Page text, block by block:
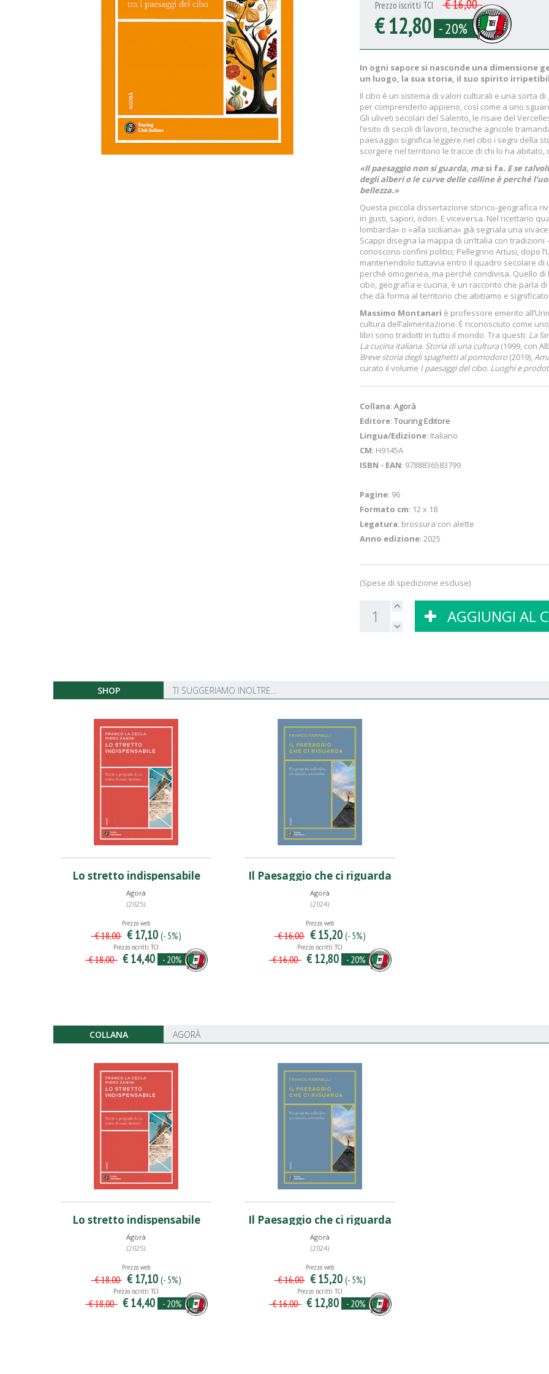
Prezzo iscritti TCI € 16,00
€ 12,80 - 20%
In ogni sapore si nasconde una dimensione
un luogo, la sua storia, il suo spirito
Il cibo è un sistema di valori culturali e una sorta
per comprenderlo appieno, così come a uno
Gli uliveti secolari del Salento, le risaie del
l’esito di secoli di lavoro, tecniche agricole
paesaggio significa leggere nel cibo i segni della
scorgere nel territorio le tracce di chi lo ha abitato,
«Il paesaggio non si guarda, ma si fa. E se
degli alberi o le curve delle colline è perché
bellezza.»
Questa piccola dissertazione storico-geografica
in gusti, sapori, odori. E viceversa. Nel ricettario
lombarda» o «alla siciliana» già segnala una
Scappi disegna la mappa di un’Italia con
conoscono confini politici; Pellegrino Artusi, dopo
mantenendolo tuttavia entro il quadro secolare
perché omogenea, ma perché condivisa. Quello
cibo, geografia e cucina, è un racconto che parla
che dà forma al territorio che abitiamo e
Massimo Montanari è professore emerito
cultura dell’alimentazione. È riconosciuto come
libri sono tradotti in tutto il mondo. Tra questi: La
La cucina italiana. Storia di una cultura(1999, con
Breve storia degli spaghetti al pomodoro (2019),
curato il volume I paesaggi del cibo. Luoghi e
Collana: Agorà
Editore: Touring Editore
Lingua/Edizione: Italiano
CM: H9145A
ISBN - EAN: 9788836583799
Pagine: 96
Formato cm: 12 x 18
Legatura: brossura con alette
Anno edizione: 2025
(Spese di spedizione escluse)
AGGIUNGI AL
SHOP TI SUGGERIAMO INOLTRE...
Lo stretto indispensabile
Agorà
(2025)
Prezzo web
€ 18,00 € 17,10 (- 5%)
Prezzo iscritti TCI
€ 18,00 € 14,40 - 20%
Il Paesaggio che ci riguarda
Agorà
(2024)
Prezzo web
€ 16,00 € 15,20 (- 5%)
Prezzo iscritti TCI
€ 16,00 € 12,80 - 20%
COLLANA AGORÀ
Lo stretto indispensabile
Agorà
(2025)
Prezzo web
€ 18,00 € 17,10 (- 5%)
Prezzo iscritti TCI
€ 18,00 € 14,40 - 20%
Il Paesaggio che ci riguarda
Agorà
(2024)
Prezzo web
€ 16,00 € 15,20 (- 5%)
Prezzo iscritti TCI
€ 16,00 € 12,80 - 20%